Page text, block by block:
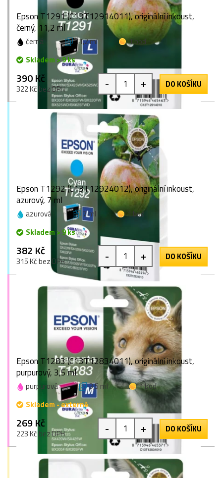
Epson T1291 (C13T12914011), originální inkoust,
černý, 11,2 ml
černá 11,2 ml
1 bod
Skladem > 9 ks
390 Kč
322 Kč bez DPH - + DO KOŠÍKU
Epson T1292 (C13T12924012), originální inkoust,
azurový, 7 ml
azurová 7 ml
1 bod
Skladem > 9 ks
382 Kč
315 Kč bez DPH - + DO KOŠÍKU
Epson T1283 (C13T12834011), originální inkoust,
purpurový, 3,5 ml
purpurová 3,5 ml
1 bod
Skladem - externě
269 Kč
223 Kč bez DPH - + DO KOŠÍKU